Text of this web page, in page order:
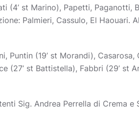
(4’ st Marino), Papetti, Paganotti,
Palmieri, Cassulo, El Haouari.
Puntin (19’ st Morandi), Casarosa,
(27’ st Battistella), Fabbri (29’ st
Sig. Andrea Perrella di Crema e